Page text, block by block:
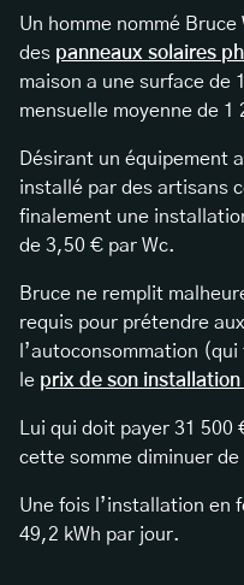
Un homme nommé
des panneaux solaires
maison a une surface de
mensuelle moyenne de 1
Désirant un équipement
installé par des artisans
finalement une
de 3,50 € par Wc.
Bruce ne remplit
requis pour prétendre
l’autoconsommation
le prix de son
Lui qui doit payer 31
cette somme diminuer
Une fois l’installation
49,2 kWh par jour.